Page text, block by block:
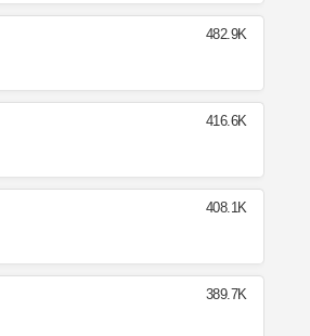
482.9K
416.6K
408.1K
389.7K